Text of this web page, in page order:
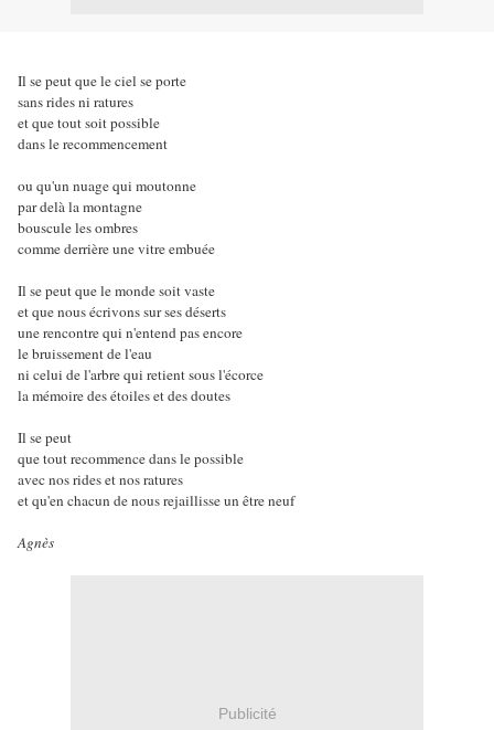
Il se peut que le ciel se porte
sans rides ni ratures
et que tout soit possible
dans le recommencement
ou qu'un nuage qui moutonne
par delà la montagne
bouscule les ombres
comme derrière une vitre embuée
Il se peut que le monde soit vaste
et que nous écrivons sur ses déserts
une rencontre qui n'entend pas encore
le bruissement de l'eau
ni celui de l'arbre qui retient sous l'écorce
la mémoire des étoiles et des doutes
Il se peut
que tout recommence dans le possible
avec nos rides et nos ratures
et qu'en chacun de nous rejaillisse un être neuf
Agnès
Publicité